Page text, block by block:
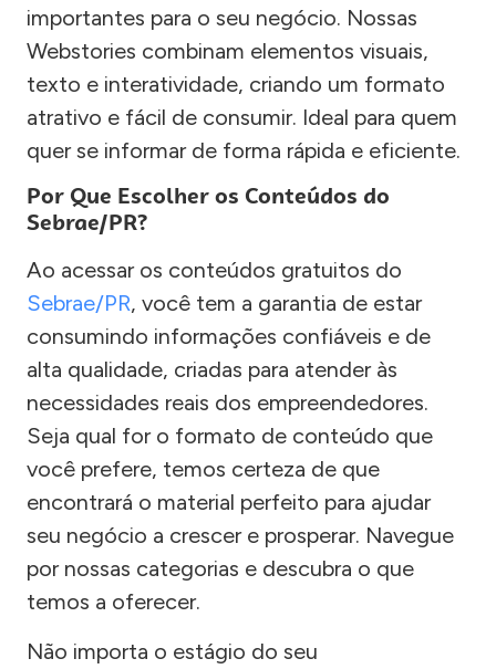
importantes para o seu negócio. Nossas
Webstories combinam elementos visuais,
texto e interatividade, criando um formato
atrativo e fácil de consumir. Ideal para quem
quer se informar de forma rápida e eficiente.
Por Que Escolher os Conteúdos do
Sebrae/PR?
Ao acessar os conteúdos gratuitos do
Sebrae/PR, você tem a garantia de estar
consumindo informações confiáveis e de
alta qualidade, criadas para atender às
necessidades reais dos empreendedores.
Seja qual for o formato de conteúdo que
você prefere, temos certeza de que
encontrará o material perfeito para ajudar
seu negócio a crescer e prosperar. Navegue
por nossas categorias e descubra o que
temos a oferecer.
Não importa o estágio do seu